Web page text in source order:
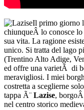
Il primo giorno
chiunqueÂ lo conosce
sua vita. La ragione
unico. Si tratta del lago
(Trentino Alto Adige,
ed offre una varietÃ di
meravigliosi. I miei
costretta a sceglierne
tappa Ã¨ Lazise,
nel centro storico